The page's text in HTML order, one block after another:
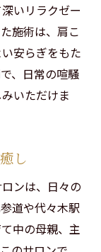
いリラクゼー
施術は、肩こ
安らぎをもた
、日常の喧騒
いただけま
し
ンは、日々の
道や代々木駅
中の母親、主